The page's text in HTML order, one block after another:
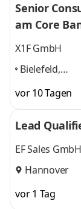
Senior
am Core
X1F GmbH
Bielefeld,
Düsseldorf,
Frankfurt,
Hannover,
vor 10 Tagen
Lead
EF Sales GmbH
Hannover
vor 1 Tag